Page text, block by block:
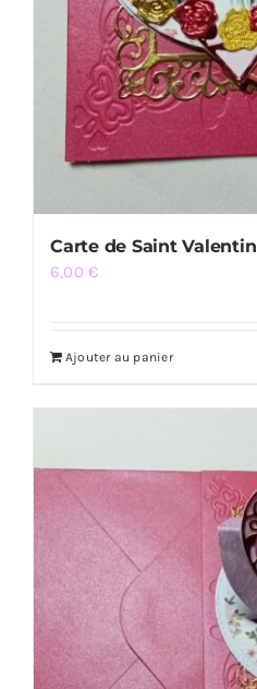
Carte de Saint Valentin
6,00€
Ajouter au panier